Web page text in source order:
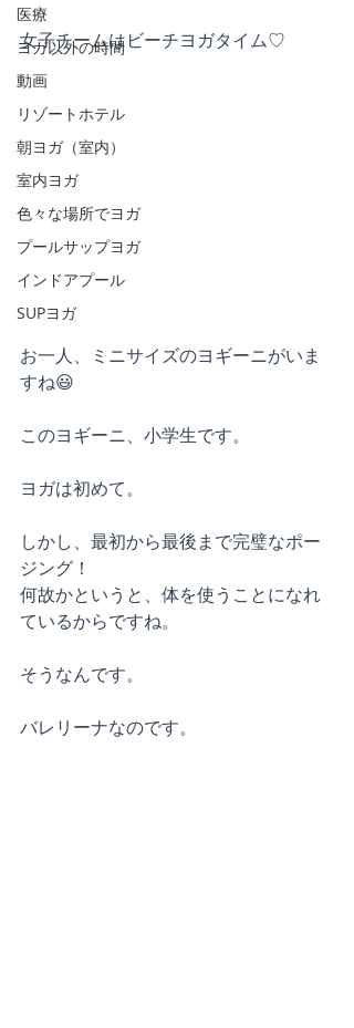
医療
ヨガ以外の時間
動画
リゾートホテル
朝ヨガ（室内）
室内ヨガ
色々な場所でヨガ
プールサップヨガ
インドアプール
SUPヨガ
女子チームはビーチヨガタイム♡
お一人、ミニサイズのヨギーニがいま
すね😃
このヨギーニ、小学生です。
ヨガは初めて。
しかし、最初から最後まで完璧なポー
ジング！
何故かというと、体を使うことになれ
ているからですね。
そうなんです。
バレリーナなのです。